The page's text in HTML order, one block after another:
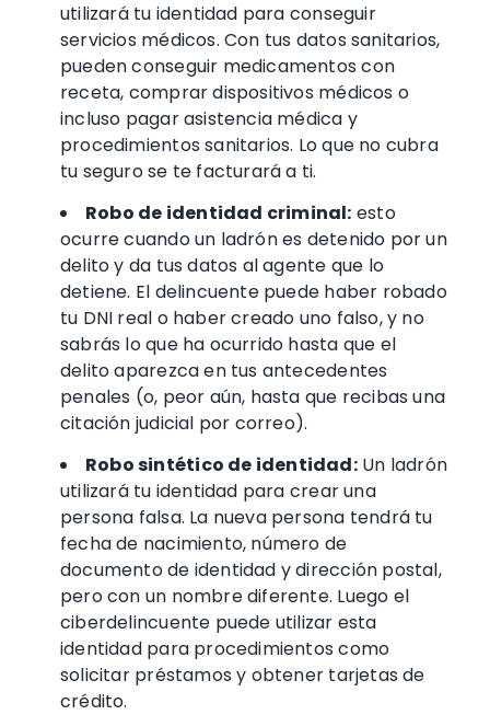
utilizará tu identidad para conseguir
servicios médicos. Con tus datos sanitarios,
pueden conseguir medicamentos con
receta, comprar dispositivos médicos o
incluso pagarasistencia médica y
procedimientos sanitarios. Lo que no cubra
tu seguro se te facturará a ti.
Robo de identidad criminal: esto
ocurre cuando un ladrón es detenido por un
delito y da tus datos al agente que lo
detiene. El delincuente puede haber robado
tu DNI real o haber creado uno falso, y no
sabrás lo que ha ocurrido hasta que el
delito aparezca en tus antecedentes
penales (o, peor aún, hasta que recibas una
citación judicial por correo).
Robo sintético de identidad:Un ladrón
utilizará tu identidad para crear una
persona falsa. La nueva persona tendrá tu
fecha de nacimiento, número de
documento de identidad y dirección postal,
pero con un nombre diferente. Luego el
ciberdelincuente puede utilizar esta
identidad para procedimientos como
solicitar préstamos y obtener tarjetas de
crédito.